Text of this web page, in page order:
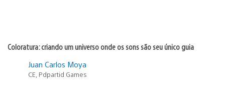
Coloratura: criando um universo onde os sons são seu único guia
Juan Carlos Moya
CE, Pdpartid Games